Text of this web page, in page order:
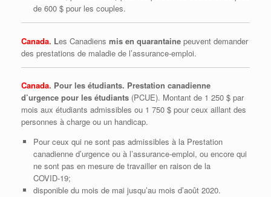
de 600 $ pour les couples.
Canada. Les Canadiens mis en quarantaine peuvent demander
des prestations de maladie de l’assurance-emploi.
Canada. Pour les étudiants. Prestation canadienne
d’urgence pour les étudiants (PCUE). Montant de 1 250 $ par
mois aux étudiants admissibles ou 1 750 $ pour ceux aillant des
personnes à charge ou un handicap.
Pour ceux qui ne sont pas admissibles à la Prestation
canadienne d’urgence ou à l’assurance‑emploi, ou encore qui
ne sont pas en mesure de travailler en raison de la
COVID‑19;
disponible du mois de mai jusqu’au mois d’août 2020.